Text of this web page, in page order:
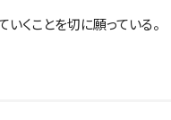
くことを切に願っている。